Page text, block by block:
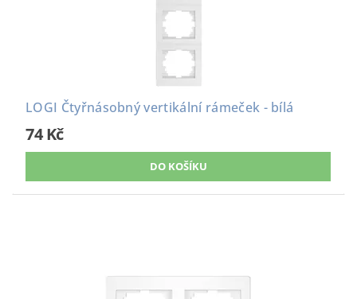
LOGI Čtyřnásobný vertikální rámeček - bílá
74 Kč